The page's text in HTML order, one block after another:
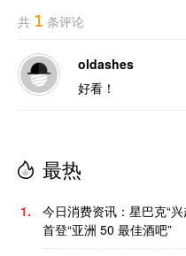
共 1 条评论
oldashes
好看！
最热
1.
今日消费资讯：星巴克“
首登“亚洲 50 最佳酒吧”